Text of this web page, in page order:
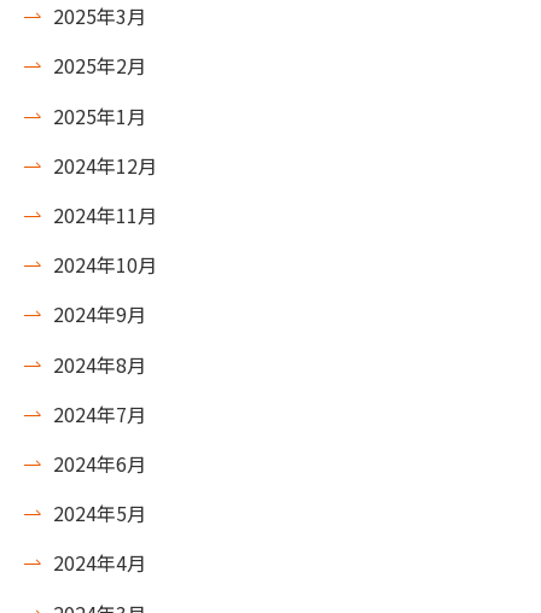
2025年3月
2025年2月
2025年1月
2024年12月
2024年11月
2024年10月
2024年9月
2024年8月
2024年7月
2024年6月
2024年5月
2024年4月